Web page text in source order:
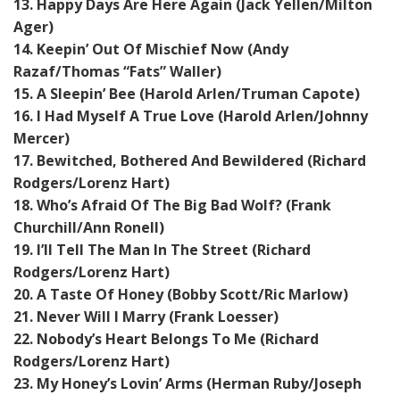
13. Happy Days Are Here Again (Jack Yellen/Milton
Ager)
14. Keepin’ Out Of Mischief Now (Andy
Razaf/Thomas “Fats” Waller)
15. A Sleepin’ Bee (Harold Arlen/Truman Capote)
16. I Had Myself A True Love (Harold Arlen/Johnny
Mercer)
17. Bewitched, Bothered And Bewildered (Richard
Rodgers/Lorenz Hart)
18. Who’s Afraid Of The Big Bad Wolf? (Frank
Churchill/Ann Ronell)
19. I’ll Tell The Man In The Street (Richard
Rodgers/Lorenz Hart)
20. A Taste Of Honey (Bobby Scott/Ric Marlow)
21. Never Will I Marry (Frank Loesser)
22. Nobody’s Heart Belongs To Me (Richard
Rodgers/Lorenz Hart)
23. My Honey’s Lovin’ Arms (Herman Ruby/Joseph